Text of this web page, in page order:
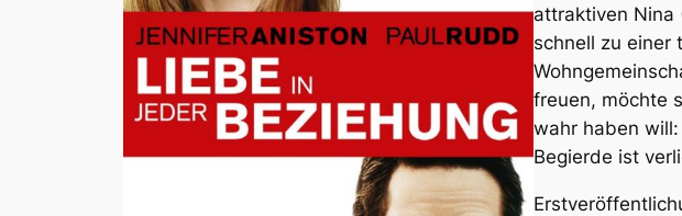
attraktiven Nina
schnell zu einer
freuen, möchte
wahr haben
Begierde ist